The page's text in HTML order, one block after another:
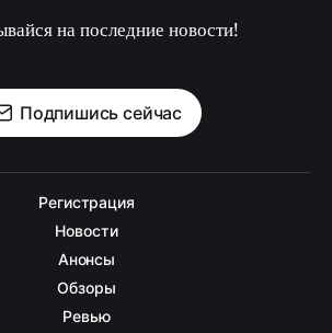
на последние новости!
Подпишись сейчас
Регистрация
Новости
Анонсы
Обзоры
Ревью